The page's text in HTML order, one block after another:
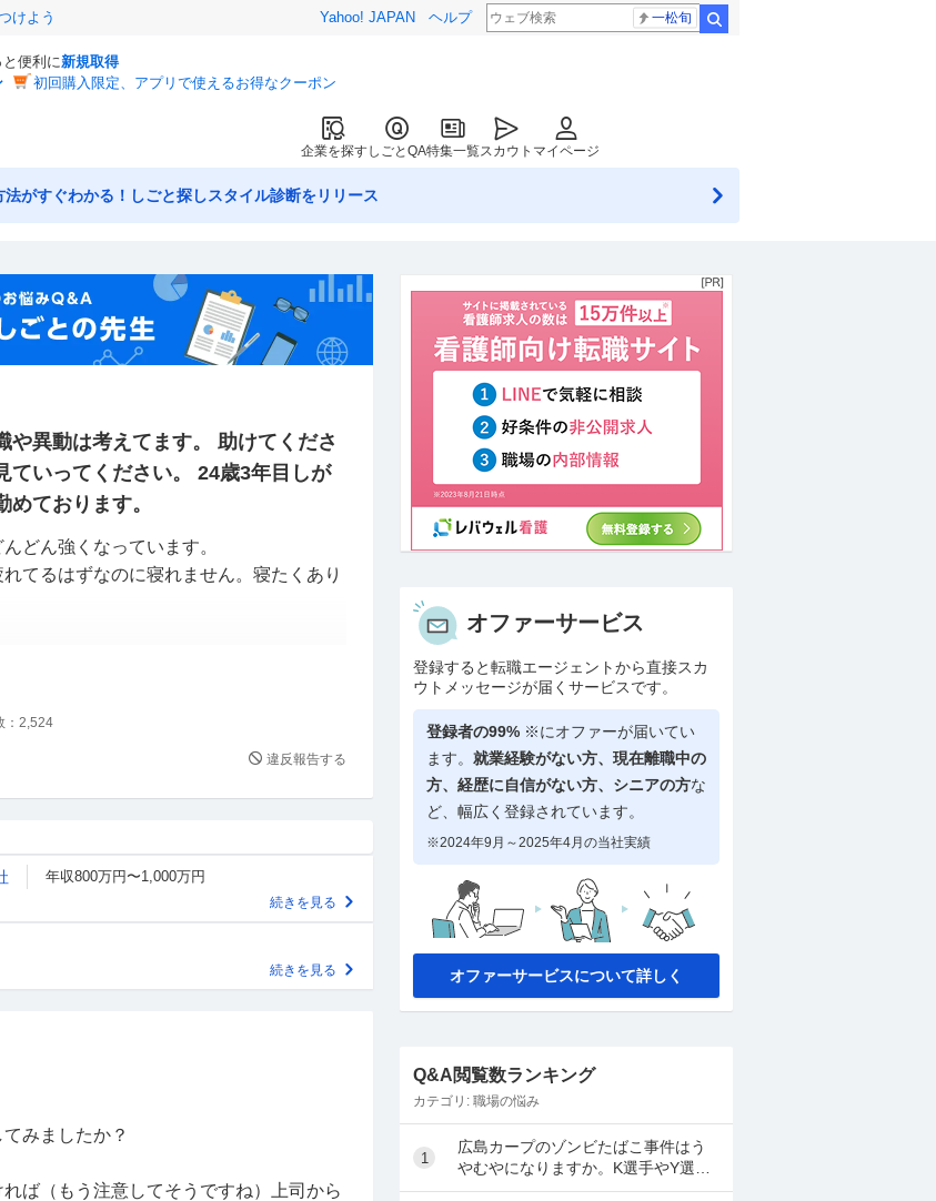
けよう Yahoo! JAPAN ヘルプ 一松旬
と便利に新規取得
初回購入限定、アプリで使えるお得なクーポン
企業を探すしごとQA特集一覧スカウト マイページ
がすぐわかる！しごと探しスタイル診断をリリース
異動は考えてます。 助けてくださ
ていってください。 24歳3年目しが
ております。
どん強くなっています。
てるはずなのに寝れません。寝たくあり
分けられます。
はつきっきりで業務についてや人事とし
頼んだ業務を忘れたり、期限を超えたり
明をした仕事をメインで任せたところ、
忘れるという事態が起きました。それ以
くしちゃいました」「メモの字が読めま
な無責任なことをされたくないため、配
振らなくなりました。しかし残業代欲し
る気が下がります。
ーショ力が高いと思っているようで、変
ないので仕事ができる距離感で十分なの
します。
でもジャケットを着たいみたいで暑いの
2,524
違反報告する
年収800万円〜1,000万円
続きを見る
続きを見る
みましたか？
ば（もう注意してそうですね）上司から
オファーサービス
登録すると転職エージェントから直接スカ
ウトメッセージが届くサービスです。
登録者の99% ※にオファーが届いてい
ます。 就業経験がない方、現在離職中の
方、 経歴に自信がない方、シニアの方な
ど、幅広く登録されています。
※2024年9月～2025年4月の当社実績
オファーサービスについて詳しく
Q&A閲覧数ランキング
カテゴリ: 職場の悩み
1
広島カープのゾンビたばこ事件はう
やむやになりますか。K選手やY選手
は名前が上がってしましたよね。